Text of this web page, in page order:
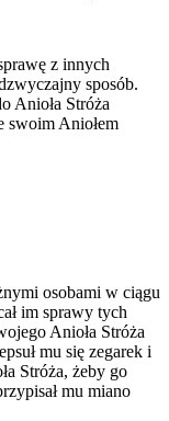
z innych
sposób.
Anioła Stróża
swoim Aniołem
osobami w ciągu
im sprawy tych
Anioła Stróża
mu się zegarek i
Stróża, żeby go
mu miano